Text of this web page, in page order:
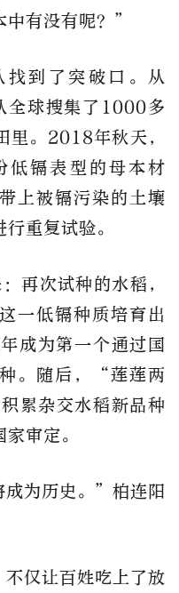
中有没有呢？”
到了突破口。从
全球搜集了1000多
里。2018年秋天，
低镉表型的母本材
上被镉污染的土壤
重复试验。
再次试种的水稻，
一低镉种质培育出
成为第一个通过国
。随后，“莲莲两
累杂交水稻新品种
审定。
为历史。”柏连阳
仅让百姓吃上了放